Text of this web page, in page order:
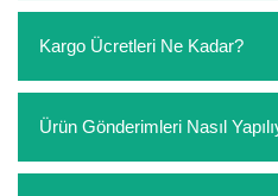
oluşturarak,iletişim
whatsapp hattımızdan
ödemelerini sipariş verdikten
Kargo Ücretleri Ne Kadar?
etmeyin diye 1500 lira ve
kargoyu biz karşılıyoruz. 1500
Ürün Gönderimleri Nasıl